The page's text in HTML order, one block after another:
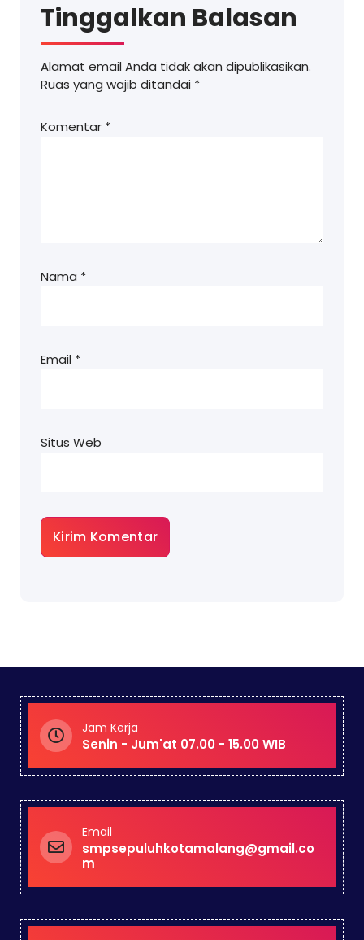
Tinggalkan Balasan
Alamat email Anda tidak akan dipublikasikan.
Ruas yang wajib ditandai *
Komentar *
Nama *
Email *
Situs Web
Jam Kerja
Senin - Jum'at 07.00 - 15.00 WIB
Email
smpsepuluhkotamalang@gmail.co
m